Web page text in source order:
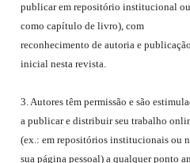
publicar em repositório institucional ou
como capítulo de livro), com
reconhecimento de autoria e publicação
inicial nesta revista.
3. Autores têm permissão e são
a publicar e distribuir seu trabalho
(ex.: em repositórios institucionais ou
sua página pessoal) a qualquer ponto